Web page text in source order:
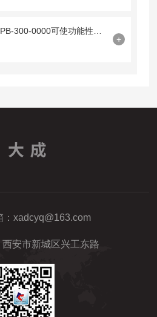
+
xadcyq@163.com
安市新城区兴工东路